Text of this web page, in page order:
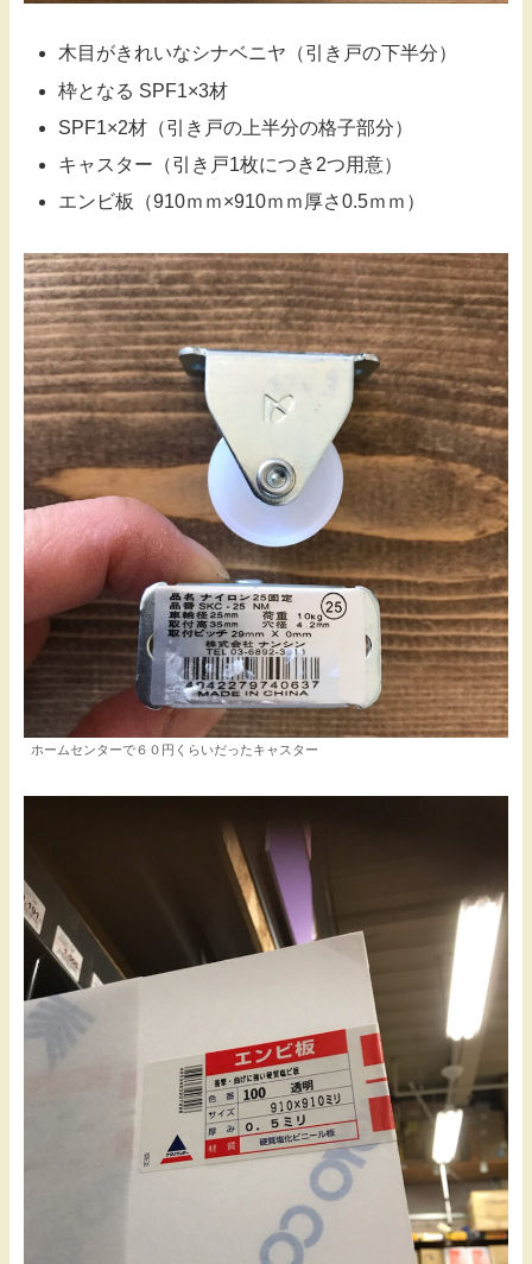
木目がきれいなシナベニヤ（引き戸の下半分）
枠となる SPF1×3材
SPF1×2材（引き戸の上半分の格子部分）
キャスター（引き戸1枚につき2つ用意）
エンビ板（910ｍｍ×910ｍｍ厚さ0.5ｍｍ）
ホームセンターで６０円くらいだったキャスター